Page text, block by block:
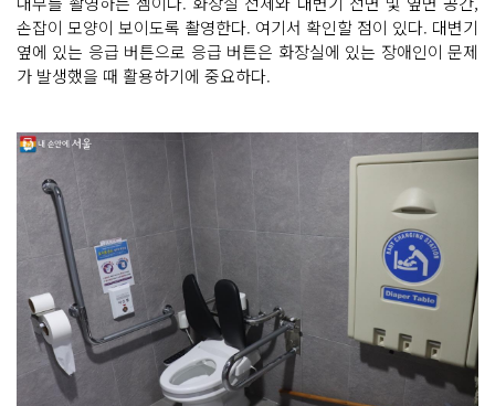
손잡이 모양이 보이도록 촬영한다. 여기서 확인할 점이 있다. 대변기
옆에 있는 응급 버튼으로 응급 버튼은 화장실에 있는 장애인이 문제
가 발생했을 때 활용하기에 중요하다.